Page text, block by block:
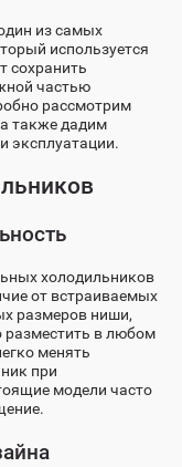
из самых
используется
сохранить
частью
рассмотрим
также дадим
эксплуатации.
холодильников
от встраиваемых
размеров ниши,
в любом
менять
при
модели часто